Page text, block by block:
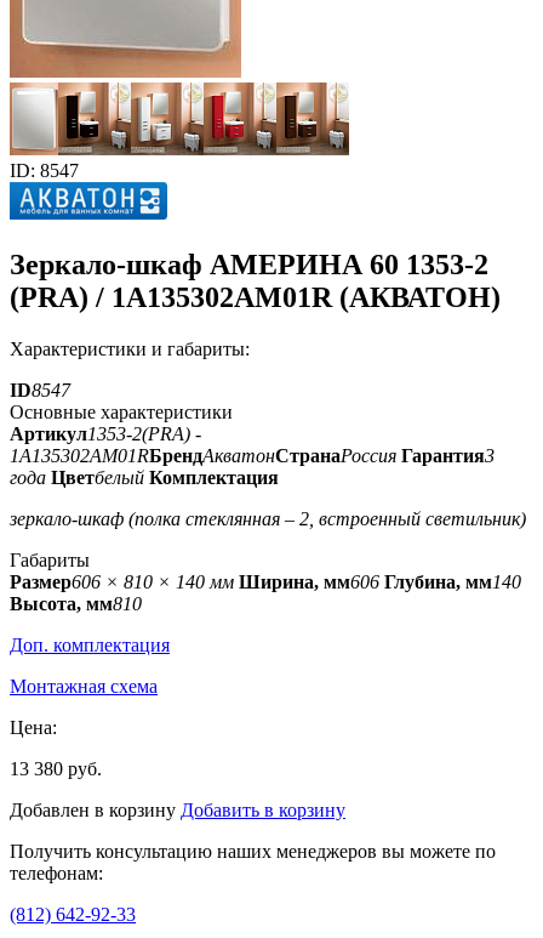
ID: 8547
Зеркало-шкаф АМЕРИНА 60 1353-2
(PRA) / 1A135302AM01R (АКВАТОН)
Характеристики и габариты:
ID8547
Основные характеристики
Артикул1353-2(PRA) -
1A135302AM01RБрендАкватонСтранаРоссия Гарантия3
года Цветбелый Комплектация
зеркало-шкаф (полка стеклянная – 2, встроенный светильник)
Габариты
Размер606 × 810 × 140 мм Ширина, мм606 Глубина, мм140
Высота, мм810
Доп. комплектация
Монтажная схема
Цена:
13 380 руб.
Добавлен в корзину Добавить в корзину
Получить консультацию наших менеджеров вы можете по
телефонам:
(812) 642-92-33